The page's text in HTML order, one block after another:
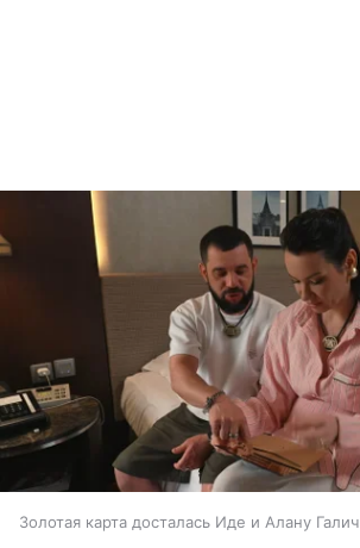
Золотая карта досталась Иде и Алану Галич